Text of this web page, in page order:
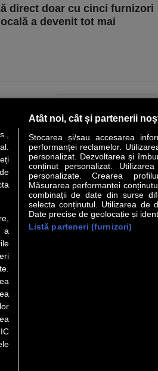
direct doar cu cinci furnizori
a devenit tot mai
LIDERI ANALIZE HI-TECH MEET
de confidentialitate
si conditii
de proprietate intelectuală, este
de informaţii poate fi făcută
a
Atât noi, cât și partenerii
Stocarea și/sau accesarea
performanței reclamelor.
personalizat. Dezvoltarea și
conținut personalizat.
personalizate. Crearea
Măsurarea performanței
combinații de date din surse
selecta conținutul. Utilizarea de
Date precise de geolocație și
Listă parteneri (furnizori)